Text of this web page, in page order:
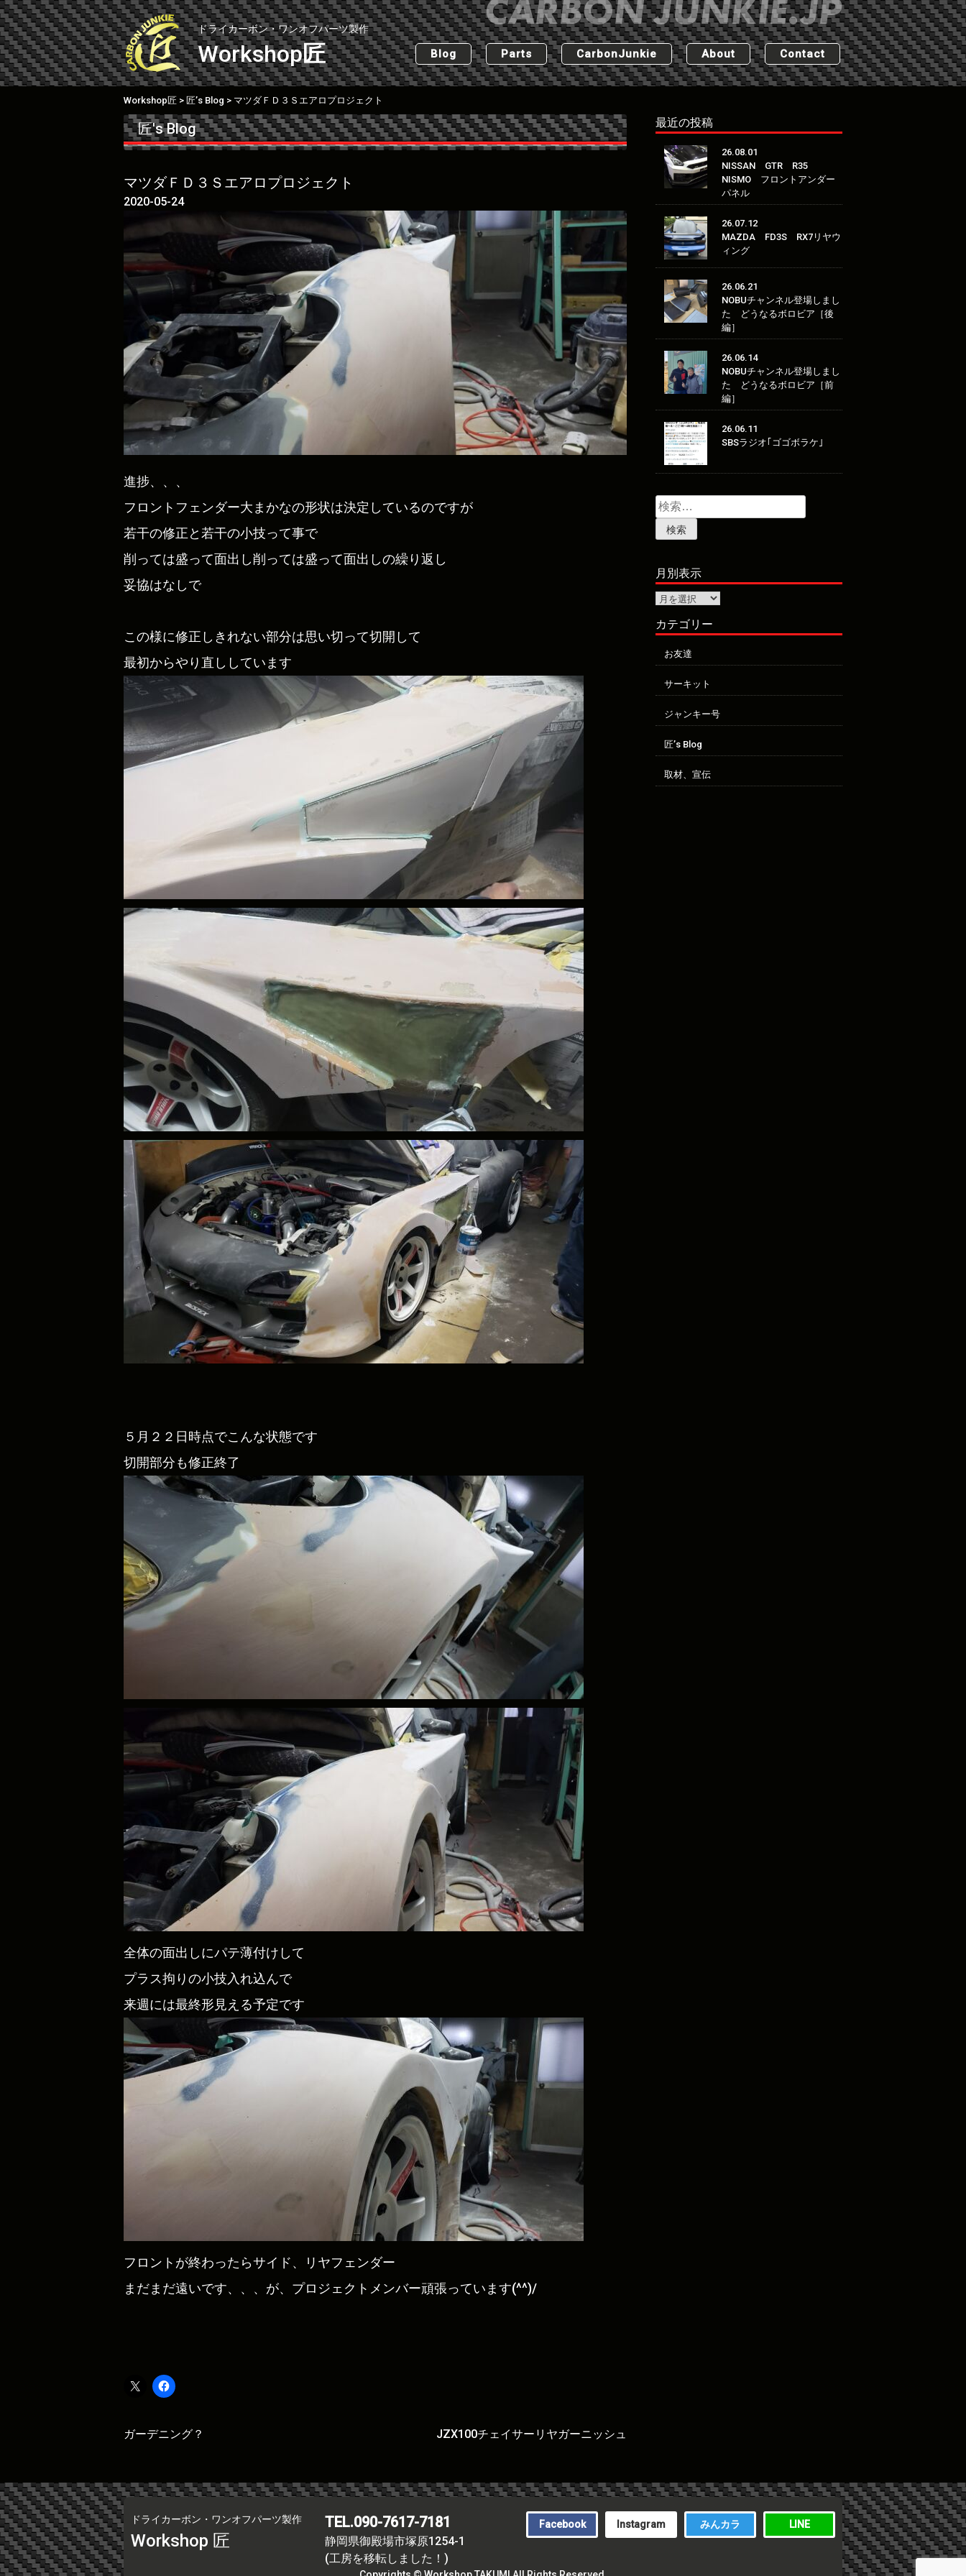
Skip
to
content
ドライカーボン・ワンオフパーツ製作
Workshop匠 Blog Parts CarbonJunkie About Contact
Workshop匠 > 匠’s Blog > マツダＦＤ３Ｓエアロプロジェクト
匠's Blog
マツダＦＤ３Ｓエアロプロジェクト
2020-05-24
進捗、、、
フロントフェンダー大まかなの形状は決定しているのですが
若干の修正と若干の小技って事で
削っては盛って面出し削っては盛って面出しの繰り返し
妥協はなしで
この様に修正しきれない部分は思い切って切開して
最初からやり直ししています
５月２２日時点でこんな状態です
切開部分も修正終了
全体の面出しにパテ薄付けして
プラス拘りの小技入れ込んで
来週には最終形見える予定です
フロントが終わったらサイド、リヤフェンダー
まだまだ遠いです、、、が、プロジェクトメンバー頑張っています(^^)/
投
ビ
ゲ
ー
シ
ョ
ン
ガーデニング？ JZX100チェイサーリヤガーニッシュ
最近の投稿
26.08.01
NISSAN GTR R35
NISMO フロントアンダー
パネル
26.07.12
MAZDA FD3S RX7リヤウ
ィング
26.06.21
NOBUチャンネル登場しまし
た どうなるボロビア［後
編］
26.06.14
NOBUチャンネル登場しまし
た どうなるボロビア［前
編］
26.06.11
SBSラジオ｢ゴゴボラケ｣
検
索:
月別表示
月
別
示カテゴリー
お友達
サーキット
ジャンキー号
匠’s Blog
取材、宣伝
ドライカーボン・ワンオフパーツ製作
Workshop 匠
TEL.090-7617-7181
静岡県御殿場市塚原1254-1
(工房を移転しました！)
Facebook Instagram みんカラ LINE